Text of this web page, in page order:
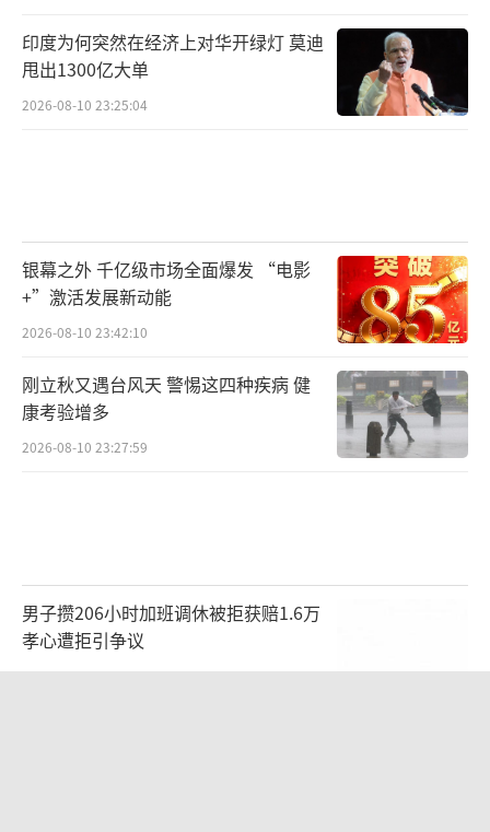
印度为何突然在经济上对华开绿灯 莫迪
甩出1300亿大单
2026-08-10 23:25:04
银幕之外 千亿级市场全面爆发 “电影
+”激活发展新动能
2026-08-10 23:42:10
刚立秋又遇台风天 警惕这四种疾病 健
康考验增多
2026-08-10 23:27:59
男子攒206小时加班调休被拒获赔1.6万
孝心遭拒引争议
2026-08-10 18:21:41